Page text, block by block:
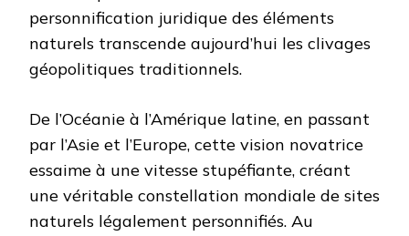
personnification juridique des éléments
naturels transcende aujourd’hui les clivages
géopolitiques traditionnels.
De l’Océanie à l’Amérique latine, en passant
par l’Asie et l’Europe, cette vision novatrice
essaime à une vitesse stupéfiante, créant
une véritable constellation mondiale de sites
naturels légalement personnifiés. Au